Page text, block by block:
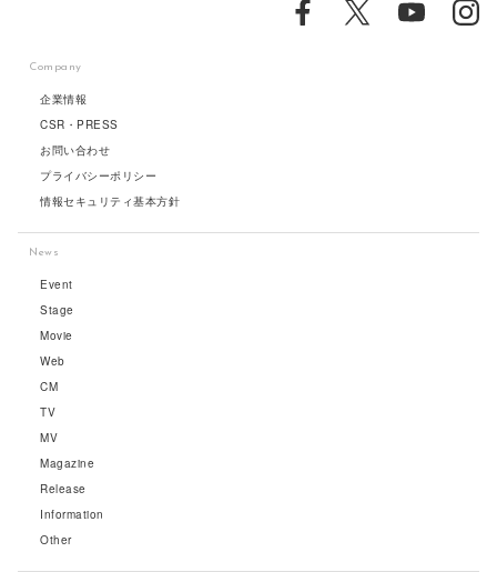
Company
企業情報
CSR・PRESS
お問い合わせ
プライバシーポリシー
情報セキュリティ基本方針
News
Event
Stage
Movie
Web
CM
TV
MV
Magazine
Release
Information
Other